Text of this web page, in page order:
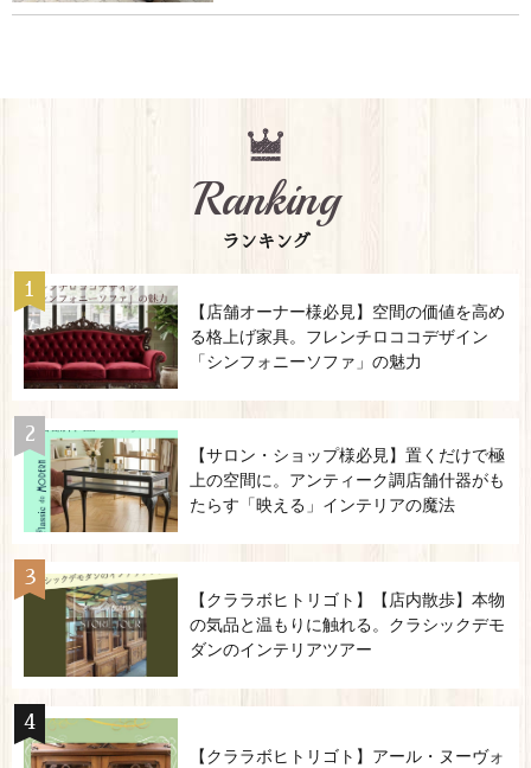
Ranking
ランキング
【店舗オーナー様必見】空間の価値を高め
る格上げ家具。フレンチロココデザイン
「シンフォニーソファ」の魅力
【サロン・ショップ様必見】置くだけで極
上の空間に。アンティーク調店舗什器がも
たらす「映える」インテリアの魔法
【クララボヒトリゴト】【店内散歩】本物
の気品と温もりに触れる。クラシックデモ
ダンのインテリアツアー
【クララボヒトリゴト】アール・ヌーヴォ